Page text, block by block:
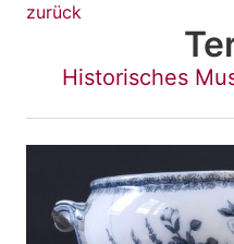
zurück
Historisches